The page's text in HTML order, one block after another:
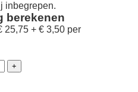
inbegrepen.
berekenen
25,75 + € 3,50 per